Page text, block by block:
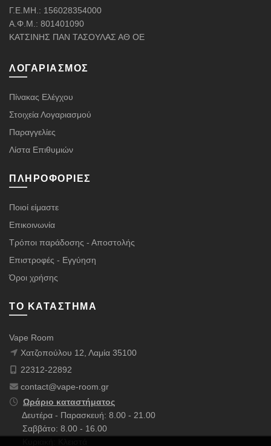
Γ.Ε.ΜΗ.: 156028354000
Α.Φ.Μ.: 801401090
ΚΑΤΣΙΝΗΣ ΠΑΝ ΤΑΣΟΥΛΑΣ ΑΘ ΟΕ
ΛΟΓΑΡΙΑΣΜΌΣ
Πίνακας Ελέγχου
Στοιχεία Λογαριασμού
Παραγγελίες
Λίστα Επιθυμιών
ΠΛΗΡΟΦΟΡΊΕΣ
Ποιοί είμαστε
Επικοινωνία
Τρόποι παράδοσης - Αποστολής
Επιστροφές - Εγγύηση
Όροι χρήσης
ΤΟ ΚΑΤΆΣΤΗΜΑ
Vape Room
Χατζοπούλου 12, Λαμία 35100
22312-22892
contact@vape-room.gr
Ωράριο καταστήματος
Δευτέρα - Παρασκευή: 8.00 - 21.00
Σαββάτο: 8.00 - 16.00